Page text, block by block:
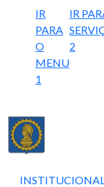
IR
PARA
O
MENU
1
IR
2